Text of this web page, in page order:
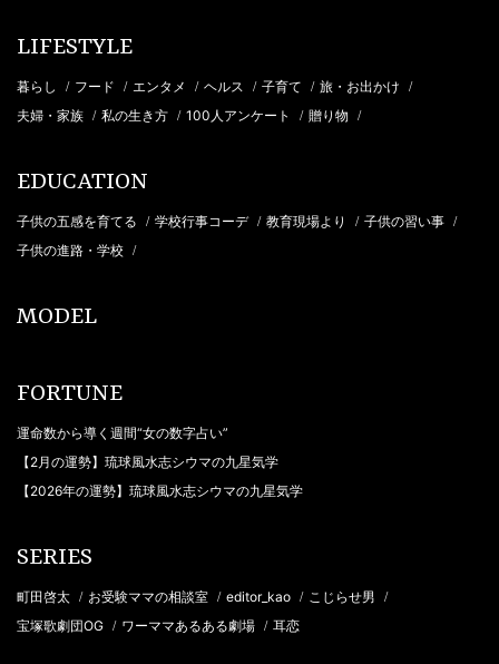
LIFESTYLE
暮らし / フード / エンタメ / ヘルス / 子育て / 旅・お出かけ /
夫婦・家族 / 私の生き方 / 100人アンケート / 贈り物 /
EDUCATION
子供の五感を育てる / 学校行事コーデ / 教育現場より / 子供の習い事 /
子供の進路・学校 /
MODEL
FORTUNE
運命数から導く週間“女の数字占い”
【2月の運勢】琉球風水志シウマの九星気学
【2026年の運勢】琉球風水志シウマの九星気学
SERIES
町田啓太 / お受験ママの相談室 / editor_kao / こじらせ男 /
宝塚歌劇団OG / ワーママあるある劇場 / 耳恋